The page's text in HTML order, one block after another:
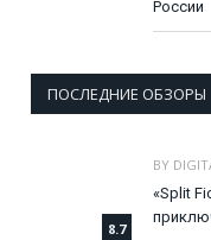
России
ПОСЛЕДНИЕ ОБЗОРЫ
8.7
BY
«Split